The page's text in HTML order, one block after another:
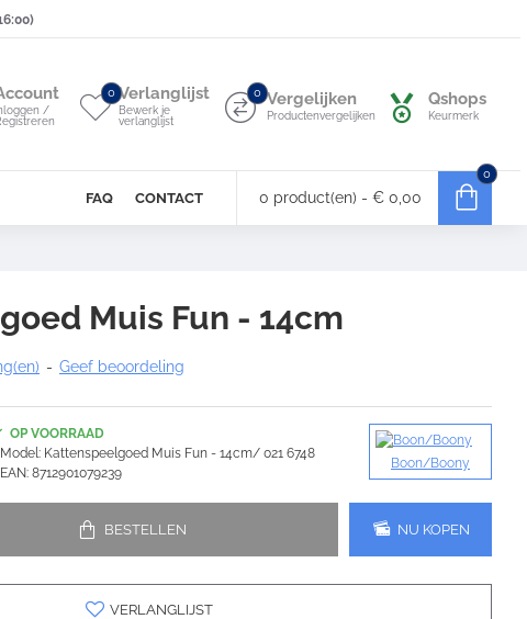
/
Verlanglijst
Bewerk je
verlanglijst
0 Vergelijken
Productenvergelijken
0 Qshops
Keurmerk
FAQ CONTACT 0 product(en) - € 0,00
0
Muis Fun - 14cm
- Geef beoordeling
OP VOORRAAD
Model: Kattenspeelgoed Muis Fun - 14cm/ 021 6748
EAN: 8712901079239
Boon/Boony
BESTELLEN NU KOPEN
VERLANGLIJST